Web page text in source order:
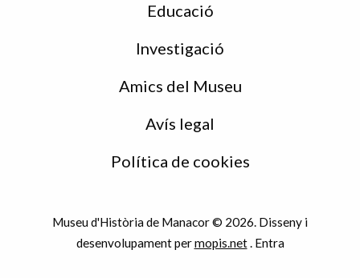
Educació
Investigació
Amics del Museu
Avís legal
Política de cookies
Museu d'Història de Manacor © 2026. Disseny i
desenvolupament permopis.net. Entra